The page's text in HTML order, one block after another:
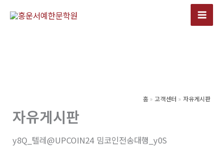
홈 고객센터 자유게시판
자유게시판
y8Q_텔레@UPCOIN24 밈코인전송대행_y0S